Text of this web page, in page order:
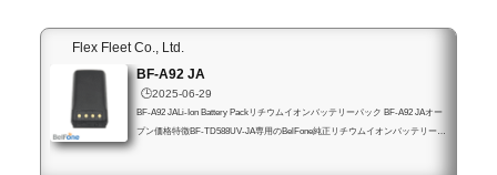
Flex Fleet Co., Ltd.
BF-A92 JA
🕒️2025-06-29
BF-A92 JALi-Ion Battery Packリチウムイオンバッテリーパック BF-A92 JAオー
プン価格特徴BF-TD588UV-JA専用のBelFone純正リチウムイオンバッテリーパ